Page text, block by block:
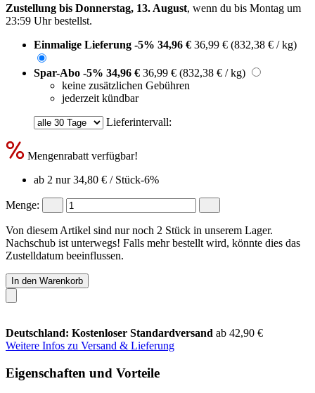
Zustellung bis Donnerstag, 13. August, wenn du bis Montag um
23:59 Uhrbestellst.
Einmalige Lieferung -5% 34,96 € 36,99 € (832,38 € / kg)
Spar-Abo -5% 34,96 € 36,99 € (832,38 € / kg)
keine zusätzlichen Gebühren
jederzeit kündbar
Lieferintervall:
Mengenrabatt verfügbar!
ab 2 nur34,80 € / Stück-6%
Menge:
Von diesem Artikel sind nur noch 2 Stück in unserem Lager.
Nachschub ist unterwegs! Falls mehr bestellt wird, könnte dies das
Zustelldatum beeinflussen.
In den Warenkorb
Deutschland: Kostenloser Standardversand ab 42,90 €
Weitere Infos zu Versand & Lieferung
Eigenschaften und Vorteile